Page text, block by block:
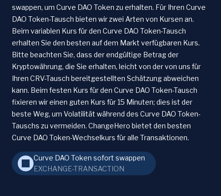
swappen, um Curve DAO Token zu erhalten. Für Ihren Curve
DAO Token-Tausch bieten wir zwei Arten von Kursen an.
Beim variablen Kurs für den Curve DAO Token-Tausch
erhalten Sie den besten auf dem Markt verfügbaren Kurs.
Bitte beachten Sie, dass der endgültige Betrag der
Kryptowährung, die Sie erhalten, leicht von der von uns für
Ihren CRV-Tausch bereitgestellten Schätzung abweichen
kann. Beim festen Kurs für den Curve DAO Token-Tausch
fixieren wir einen guten Kurs für 15 Minuten; dies ist der
beste Weg, um Volatilität während des Curve DAO Token-
Tauschs zu vermeiden. ChangeHero bietet den besten
Curve DAO Token-Wechselkurs für alle Transaktionen.
Curve DAO Token sofort swappen
EXCHANGE-TRANSACTION